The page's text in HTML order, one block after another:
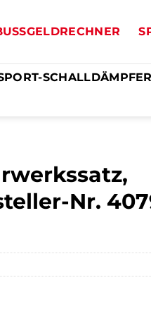
SCHALLDÄMPFER
Nr.